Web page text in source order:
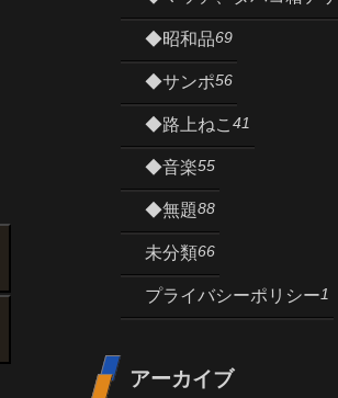
◆昭和品69
◆サンポ56
◆路上ねこ 41
◆音楽55
◆無題88
未分類66
プライバシーポリシー1
アーカイブ